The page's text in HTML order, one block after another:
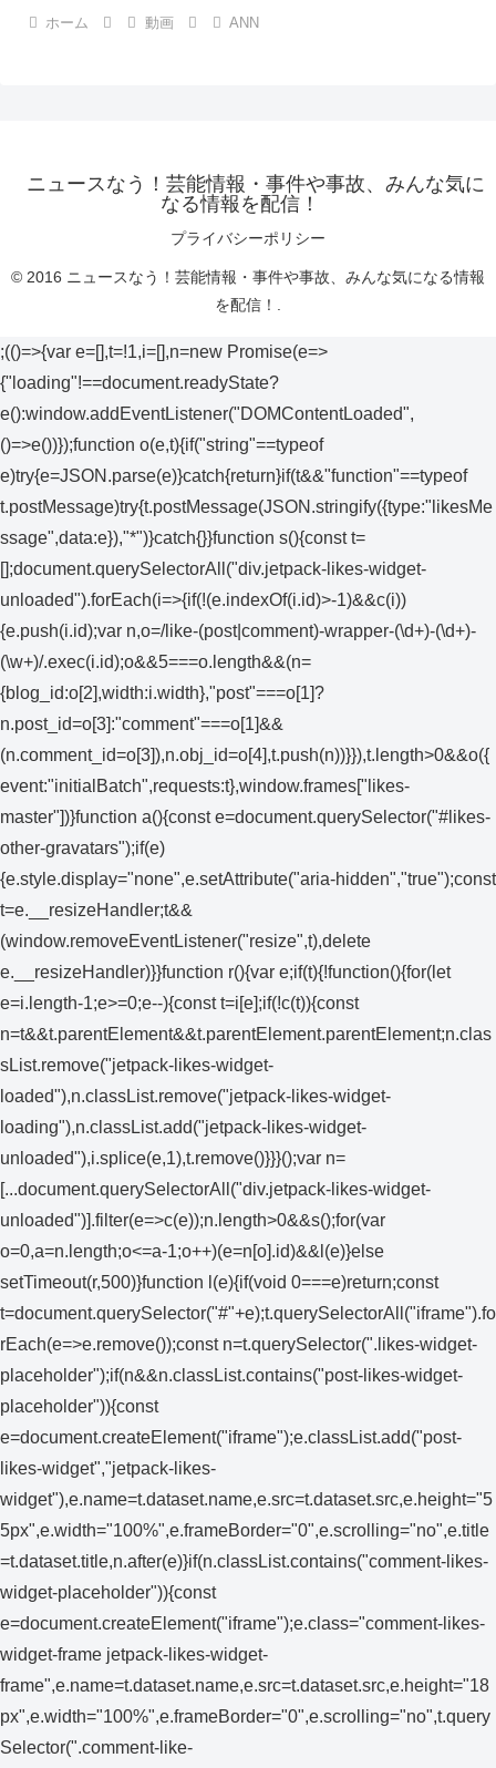
ホーム 動画 ANN
ニュースなう！芸能情報・事件や事故、みんな気に
なる情報を配信！
プライバシーポリシー
© 2016 ニュースなう！芸能情報・事件や事故、みんな気になる情報
を配信！.
;(()=>{var e=[],t=!1,i=[],n=new Promise(e=>
{"loading"!==document.readyState?
e():window.addEventListener("DOMContentLoaded",
()=>e())});function o(e,t){if("string"==typeof
e)try{e=JSON.parse(e)}catch{return}if(t&&"function"==typeof
t.postMessage)try{t.postMessage(JSON.stringify({type:"likesMe
ssage",data:e}),"*")}catch{}}function s(){const t=
[];document.querySelectorAll("div.jetpack-likes-widget-
unloaded").forEach(i=>{if(!(e.indexOf(i.id)>-1)&&c(i))
{e.push(i.id);var n,o=/like-(post|comment)-wrapper-(\d+)-(\d+)-
(\w+)/.exec(i.id);o&&5===o.length&&(n=
{blog_id:o[2],width:i.width},"post"===o[1]?
n.post_id=o[3]:"comment"===o[1]&&
(n.comment_id=o[3]),n.obj_id=o[4],t.push(n))}}),t.length>0&&o({
event:"initialBatch",requests:t},window.frames["likes-
master"])}function a(){const e=document.querySelector("#likes-
other-gravatars");if(e)
{e.style.display="none",e.setAttribute("aria-hidden","true");const
t=e.__resizeHandler;t&&
(window.removeEventListener("resize",t),delete
e.__resizeHandler)}}function r(){var e;if(t){!function(){for(let
e=i.length-1;e>=0;e--){const t=i[e];if(!c(t)){const
n=t&&t.parentElement&&t.parentElement.parentElement;n.clas
sList.remove("jetpack-likes-widget-
loaded"),n.classList.remove("jetpack-likes-widget-
loading"),n.classList.add("jetpack-likes-widget-
unloaded"),i.splice(e,1),t.remove()}}}();var n=
[...document.querySelectorAll("div.jetpack-likes-widget-
unloaded")].filter(e=>c(e));n.length>0&&s();for(var
o=0,a=n.length;o<=a-1;o++)(e=n[o].id)&&l(e)}else
setTimeout(r,500)}function l(e){if(void 0===e)return;const
t=document.querySelector("#"+e);t.querySelectorAll("iframe").fo
rEach(e=>e.remove());const n=t.querySelector(".likes-widget-
placeholder");if(n&&n.classList.contains("post-likes-widget-
placeholder")){const
e=document.createElement("iframe");e.classList.add("post-
likes-widget","jetpack-likes-
widget"),e.name=t.dataset.name,e.src=t.dataset.src,e.height="5
5px",e.width="100%",e.frameBorder="0",e.scrolling="no",e.title
=t.dataset.title,n.after(e)}if(n.classList.contains("comment-likes-
widget-placeholder")){const
e=document.createElement("iframe");e.class="comment-likes-
widget-frame jetpack-likes-widget-
frame",e.name=t.dataset.name,e.src=t.dataset.src,e.height="18
px",e.width="100%",e.frameBorder="0",e.scrolling="no",t.query
Selector(".comment-like-